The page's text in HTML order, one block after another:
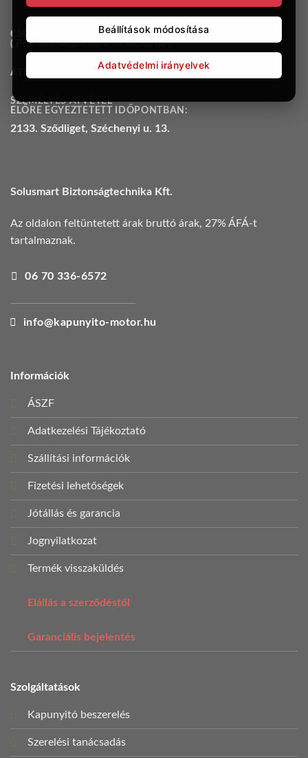
CSOMAGAUTOMATÁK:
( POSTA / ALZA BOX / PACKETA )
ÁTVEVŐPONTOK: OMW
SZEMÉLYES ÁTVÉTEL
ELŐRE EGYEZTETETT IDŐPONTBAN:
2133. Sződliget, Széchenyi u. 13.
Solusmart Biztonságtechnika Kft.
Az oldalon feltüntetett árak bruttó árak, 27% ÁFÁ-t
tartalmaznak.
06 70 336-6572
info@kapunyito-motor.hu
Információk
ÁSZF
Adatkezelési Tájékoztató
Szállítási információk
Fizetési lehetőségek
Jótállás és garancia
Jognyilatkozat
Termék visszaküldés
Elállás a szerződéstől
Garanciális bejelentés
Szolgáltatások
Kapunyitó beszerelés
Szerelési tanácsadás
Beállítások módosítása
Adatvédelmi irányelvek